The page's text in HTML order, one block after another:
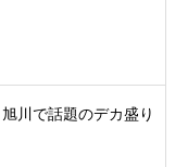
川で話題のデカ盛り